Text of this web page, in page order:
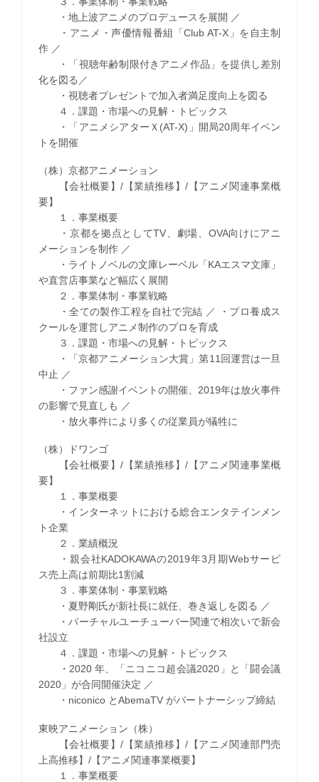
・地上波アニメのプロデュースを展開 ／
・アニメ・声優情報番組「Club AT-X」を自主制
作 ／
・「視聴年齢制限付きアニメ作品」を提供し差別
化を図る／
・視聴者プレゼントで加入者満足度向上を図る
４．課題・市場への見解・トピックス
・「アニメシアターＸ(AT-X)」開局20周年イベン
トを開催
（株）京都アニメーション
【会社概要】/【業績推移】/【アニメ関連事業概
要】
１．事業概要
・京都を拠点としてTV、劇場、OVA向けにアニ
メーションを制作 ／
・ライトノベルの文庫レーベル「KAエスマ文庫」
や直営店事業など幅広く展開
２．事業体制・事業戦略
・全ての製作工程を自社で完結 ／ ・プロ養成ス
クールを運営しアニメ制作のプロを育成
３．課題・市場への見解・トピックス
・「京都アニメーション大賞」第11回運営は一旦
中止 ／
・ファン感謝イベントの開催、2019年は放火事件
の影響で見直しも ／
・放火事件により多くの従業員が犠牲に
（株）ドワンゴ
【会社概要】/【業績推移】/【アニメ関連事業概
要】
１．事業概要
・インターネットにおける総合エンタテインメン
ト企業
２．業績概況
・親会社KADOKAWAの2019年3月期Webサービ
ス売上高は前期比1割減
３．事業体制・事業戦略
・夏野剛氏が新社長に就任、巻き返しを図る ／
・バーチャルユーチューバー関連で相次いで新会
社設立
４．課題・市場への見解・トピックス
・2020 年、「ニコニコ超会議2020」と「闘会議
2020」が合同開催決定 ／
・niconico とAbemaTV がパートナーシップ締結
東映アニメーション（株）
【会社概要】/【業績推移】/【アニメ関連部門売
上高推移】/【アニメ関連事業概要】
１．事業概要